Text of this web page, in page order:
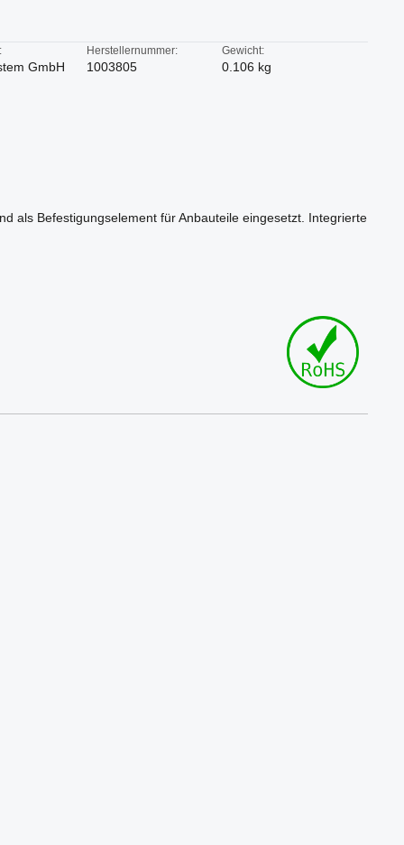
GmbH
Herstellernummer:
1003805
Gewicht:
0.106 kg
als Befestigungselement für Anbauteile eingesetzt. Integrierte